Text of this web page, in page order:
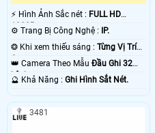
️⚡ Hình Ảnh Sắc nét : FULL HD
1080P .
⚙ Trang Bị Công Nghệ :
IP.
❂ Khi xem thiếu sáng : Từng Vị Trí
Camera .
👑 Camera Theo Mẫu Đầu Ghi 32
kênh.
️🔮 Khả Năng : Ghi Hình Sắt Nét.
3481